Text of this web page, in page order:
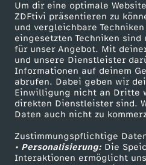
Um dir eine optimale
ZDFtivi präsentieren zu
und vergleichbare
eingesetzten Techniken
für unser Angebot. Mit
und unsere Dienstleister
Informationen auf deinem
abrufen. Dabei geben wir
Einwilligung nicht an Dritte
direkten Dienstleister sind.
Daten auch nicht zu
Zustimmungspflichtige
• Personalisierung:Die
Interaktionen ermöglicht
o
n
H
o
r
Mehr ZDF
ZDF-Apps
Smart TV
ZDFtext
Livestreams
Sendungen A-Z